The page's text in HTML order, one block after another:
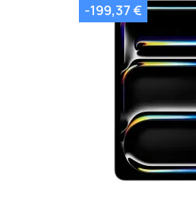
-199,37 €